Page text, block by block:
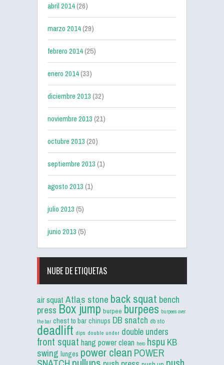
abril 2014(26)
marzo 2014(29)
febrero 2014(25)
enero 2014(33)
diciembre 2013(32)
noviembre 2013(21)
octubre 2013(20)
septiembre 2013(1)
agosto 2013(1)
julio 2013(5)
junio 2013(5)
NUBE DE ETIQUETAS
air squat Atlas stone back squat bench
press Box jump burpee burpees burpees over
the bar chest to bar chinups DB snatch db sto
deadlift dips double under double unders
front squat hang power clean hero hspu KB
swing lunges power clean POWER